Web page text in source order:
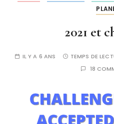
2021 et
IL Y A 6 ANS TEMPS DE
18